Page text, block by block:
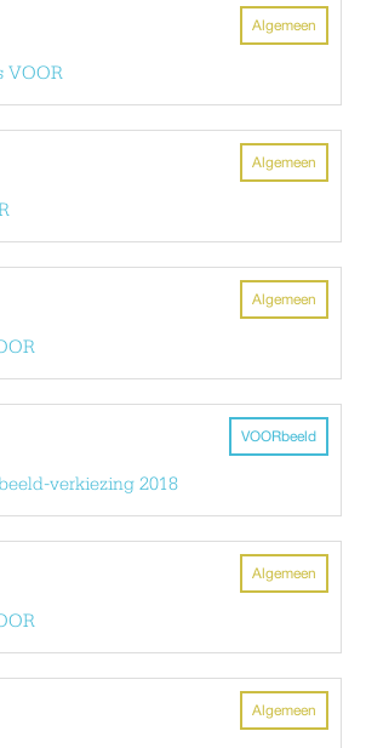
Algemeen
VOOR
Algemeen
Algemeen
VOORbeeld
verkiezing 2018
Algemeen
Algemeen